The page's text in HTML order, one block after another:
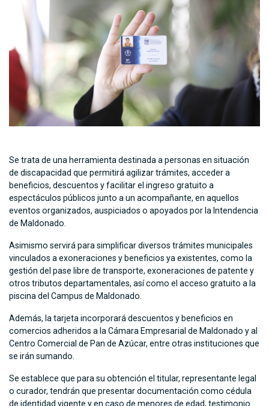
Se trata de una herramienta destinada a personas en situación
de discapacidad que permitirá agilizar trámites, acceder a
beneficios, descuentos y facilitar el ingreso gratuito a
espectáculos públicos junto a un acompañante, en aquellos
eventos organizados, auspiciados o apoyados por la Intendencia
de Maldonado.
Asimismo servirá para simplificar diversos trámites municipales
vinculados a exoneraciones y beneficios ya existentes, como la
gestión del pase libre de transporte, exoneraciones de patente y
otros tributos departamentales, así como el acceso gratuito a la
piscina del Campus de Maldonado.
Además, la tarjeta incorporará descuentos y beneficios en
comercios adheridos a la Cámara Empresarial de Maldonado y al
Centro Comercial de Pan de Azúcar, entre otras instituciones que
se irán sumando.
Se establece que para su obtención el titular, representante legal
o curador, tendrán que presentar documentación como cédula
de identidad vigente y en caso de menores de edad, testimonio